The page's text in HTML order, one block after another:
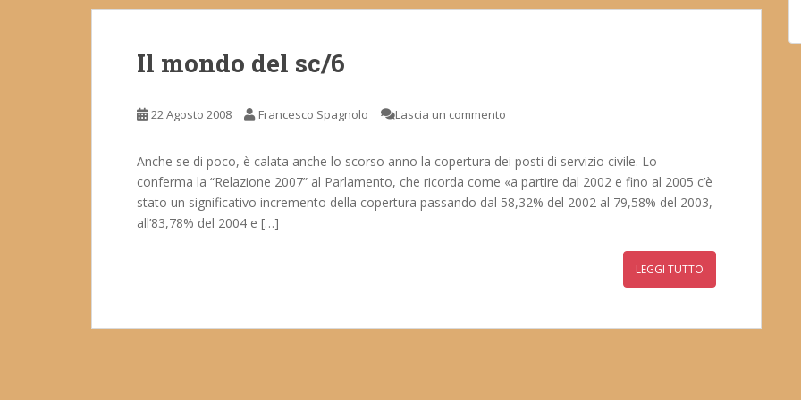
Il mondo del sc/6
22 Agosto 2008 Francesco Spagnolo Lascia un commento
Anche se di poco, è calata anche lo scorso anno la copertura dei posti di servizio civile. Lo
conferma la “Relazione 2007” al Parlamento, che ricorda come «a partire dal 2002 e fino al 2005 c’è
stato un significativo incremento della copertura passando dal 58,32% del 2002 al 79,58% del 2003,
all’83,78% del 2004 e […]
LEGGI TUTTO